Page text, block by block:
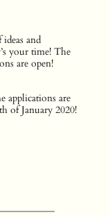
and
your time! The
are open!
applications are
of January 2020!